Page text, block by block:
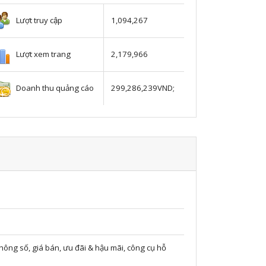
Lượt truy cập 1,094,267
Lượt xem trang 2,179,966
Doanh thu quảng cáo 299,286,239VND;
số, giá bán, ưu đãi & hậu mãi, công cụ hỗ